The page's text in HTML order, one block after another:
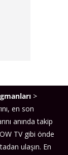
>
en son
anında takip
TV gibi önde
ulaşın. En